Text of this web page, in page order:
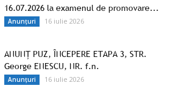
16.07.2026 la examenul de promovare...
Anunțuri 16 iulie 2026
ANUNȚ PUZ, ÎNCEPERE ETAPA 3, STR.
George ENESCU, NR. f.n.
Anunțuri 16 iulie 2026